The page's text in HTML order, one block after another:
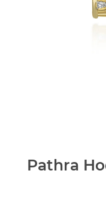
Pathra